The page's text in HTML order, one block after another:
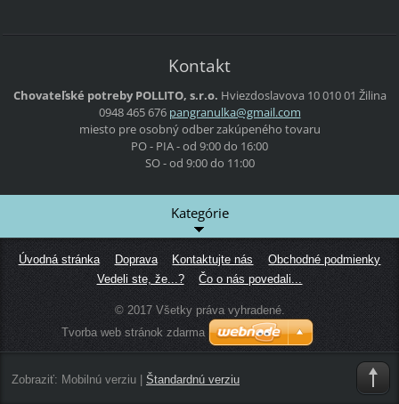
Kontakt
Chovateľské potreby POLLITO, s.r.o. Hviezdoslavova 10010 01 Žilina
0948 465 676 pangranulka@gmail.com
miesto pre osobný odber zakúpeného tovaru
PO - PIA - od 9:00 do 16:00
SO - od 9:00 do 11:00
Kategórie
Úvodná stránka Doprava Kontaktujte nás
Obchodné podmienky
Vedeli ste, že...?
Čo o nás povedali...
© 2017 Všetky práva vyhradené.
Tvorba web stránok zdarma
Zobraziť: Mobilnú verziu| Štandardnú verziu